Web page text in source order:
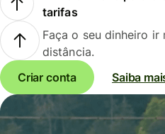
tarifas
Faça o seu dinheiro
distância.
Criar conta
Saiba